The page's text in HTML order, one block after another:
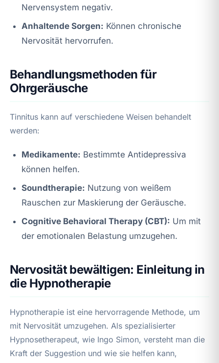
Nervensystem negativ.
Anhaltende Sorgen: Können chronische
Nervosität hervorrufen.
Behandlungsmethoden für
Ohrgeräusche
Tinnitus kann auf verschiedene Weisen behandelt
werden:
Medikamente: Bestimmte Antidepressiva
können helfen.
Soundtherapie: Nutzung von weißem
Rauschen zur Maskierung der Geräusche.
Cognitive Behavioral Therapy (CBT): Um mit
der emotionalen Belastung umzugehen.
Nervosität bewältigen: Einleitung in
die Hypnotherapie
Hypnotherapie ist eine hervorragende Methode, um
mit Nervosität umzugehen. Als spezialisierter
Hypnosetherapeut, wie Ingo Simon, versteht man die
Kraft der Suggestion und wie sie helfen kann,